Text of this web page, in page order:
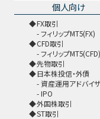
個人向け
FX取引
フィリップMT5(FX)
CFD取引
フィリップMT5(CFD)
先物取引
日本株投信・外債
資産運用アドバイ
IPO
外国株取引
ST取引